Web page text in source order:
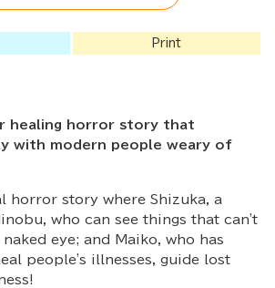
Print
healing horror story that
with modern people weary of
horror story where Shizuka, a
who can see things that can't
eye; and Maiko, who has
people's illnesses, guide lost